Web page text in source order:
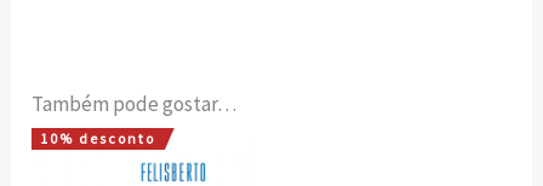
Também pode gostar…
10% desconto
O
O
preço